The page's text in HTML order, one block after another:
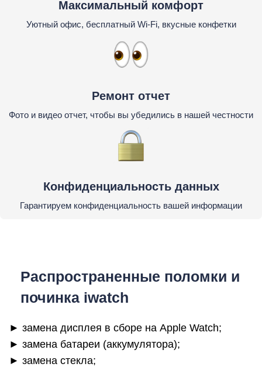
Максимальный комфорт
Уютный офис, бесплатный Wi-Fi, вкусные конфетки
Ремонт отчет
Фото и видео отчет, чтобы вы убедились в нашей честности
Конфиденциальность данных
Гарантируем конфиденциальность вашей информации
Распространенные поломки и
починка iwatch
► замена дисплея в сборе на Apple Watch;
► замена батареи (аккумулятора);
► замена стекла;